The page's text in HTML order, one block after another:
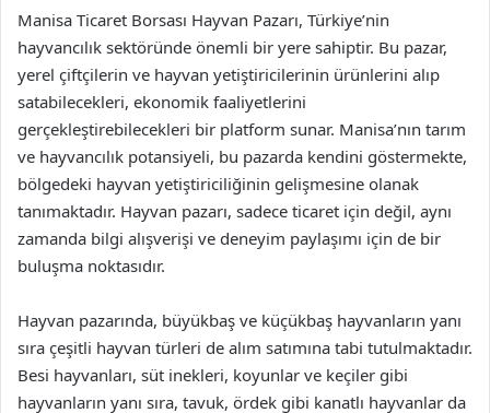
Manisa Ticaret Borsası Hayvan Pazarı, Türkiye’nin
hayvancılık sektöründe önemli bir yere sahiptir. Bu pazar,
yerel çiftçilerin ve hayvan yetiştiricilerinin ürünlerini alıp
satabilecekleri, ekonomik faaliyetlerini
gerçekleştirebilecekleri bir platform sunar. Manisa’nın tarım
ve hayvancılık potansiyeli, bu pazarda kendini göstermekte,
bölgedeki hayvan yetiştiriciliğinin gelişmesine olanak
tanımaktadır. Hayvan pazarı, sadece ticaret için değil, aynı
zamanda bilgi alışverişi ve deneyim paylaşımı için de bir
buluşma noktasıdır.
Hayvan pazarında, büyükbaş ve küçükbaş hayvanların yanı
sıra çeşitli hayvan türleri de alım satımına tabi tutulmaktadır.
Besi hayvanları, süt inekleri, koyunlar ve keçiler gibi
hayvanların yanı sıra, tavuk, ördek gibi kanatlı hayvanlar da